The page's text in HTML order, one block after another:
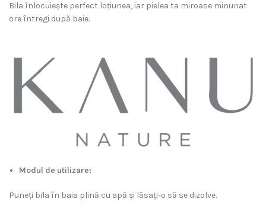
Bila înlocuiește perfect loțiunea, iar pielea ta miroase minunat
ore întregi după baie.
Modul de utilizare:
Puneți bila în baia plină cu apă și lăsați-o să se dizolve.